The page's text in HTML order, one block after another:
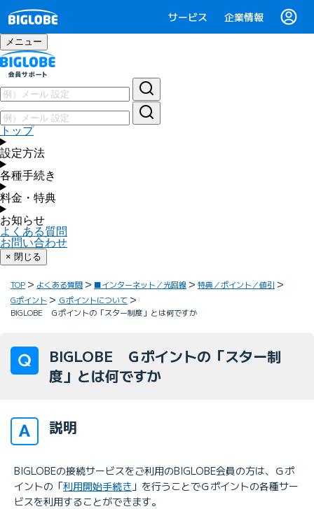
サービス 企業情報
メニュー
トップ
設定方法
各種手続き
料金・特典
お知らせ
よくある質問
お問い合わせ
× 閉じる
TOP よくある質問 ■インターネット／光回線
特典／ポイント／値引
Gポイント
Ｇポイントについて
BIGLOBE Ｇポイントの「スター制度」とは何ですか
BIGLOBE Ｇポイントの「スター制
度」とは何ですか
説明
BIGLOBEの接続サービスをご利用のBIGLOBE会員の方は、Ｇポ
イントの「利用開始手続き 」を行うことでＧポイントの各種サー
ビスを利用することができます。